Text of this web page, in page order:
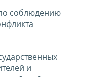
соблюдению
и